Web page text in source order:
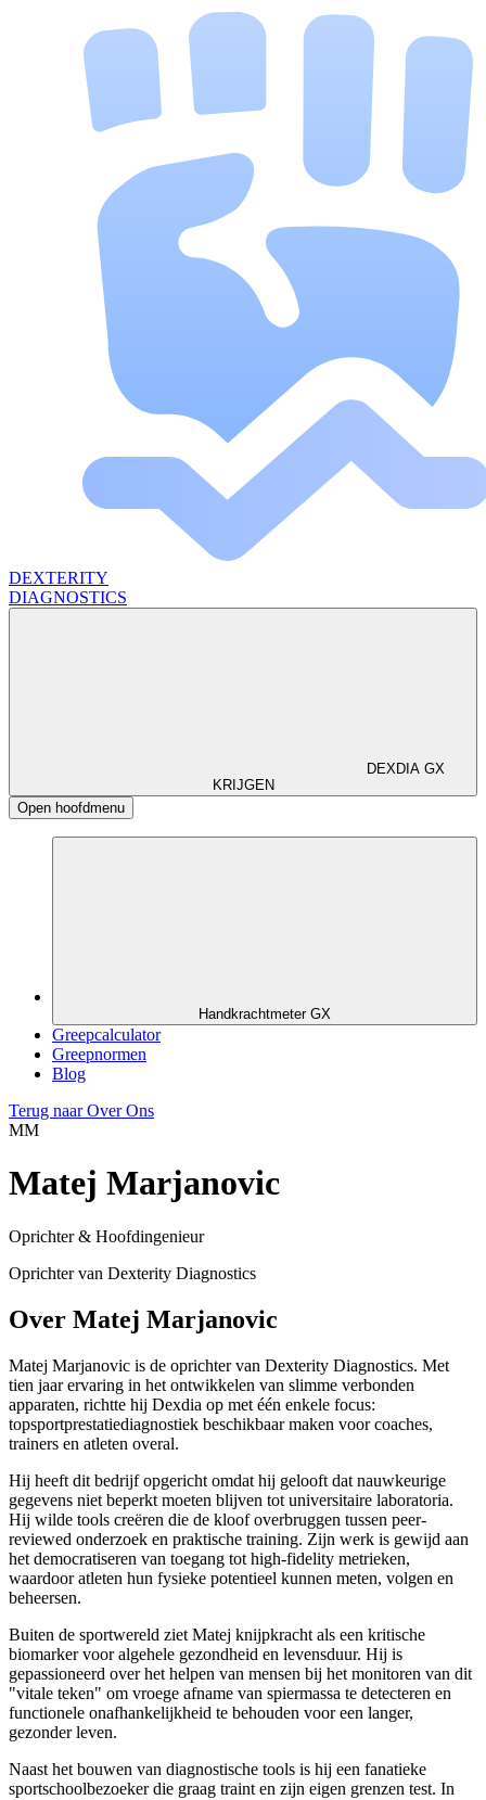
DEXTERITY
DIAGNOSTICS
DEXDIA GX
KRIJGEN
Open hoofdmenu
Handkrachtmeter GX
Greepcalculator
Greepnormen
Blog
Terug naar Over Ons
MM
Matej Marjanovic
Oprichter & Hoofdingenieur
Oprichter van Dexterity Diagnostics
Over Matej Marjanovic
Matej Marjanovic is de oprichter van Dexterity Diagnostics. Met
tien jaar ervaring in het ontwikkelen van slimme verbonden
apparaten, richtte hij Dexdia op met één enkele focus:
topsportprestatiediagnostiek beschikbaar maken voor coaches,
trainers en atleten overal.
Hij heeft dit bedrijf opgericht omdat hij gelooft dat nauwkeurige
gegevens niet beperkt moeten blijven tot universitaire laboratoria.
Hij wilde tools creëren die de kloof overbruggen tussen peer-
reviewed onderzoek en praktische training. Zijn werk is gewijd aan
het democratiseren van toegang tot high-fidelity metrieken,
waardoor atleten hun fysieke potentieel kunnen meten, volgen en
beheersen.
Buiten de sportwereld ziet Matej knijpkracht als een kritische
biomarker voor algehele gezondheid en levensduur. Hij is
gepassioneerd over het helpen van mensen bij het monitoren van dit
"vitale teken" om vroege afname van spiermassa te detecteren en
functionele onafhankelijkheid te behouden voor een langer,
gezonder leven.
Naast het bouwen van diagnostische tools is hij een fanatieke
sportschoolbezoeker die graag traint en zijn eigen grenzen test. In